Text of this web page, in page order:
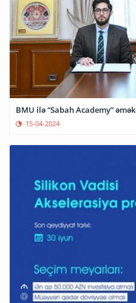
BMU ilə “Sabah Academy”
15-04-2024